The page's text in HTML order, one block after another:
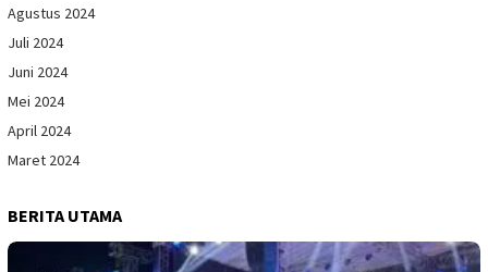
Agustus 2024
Juli 2024
Juni 2024
Mei 2024
April 2024
Maret 2024
BERITA UTAMA